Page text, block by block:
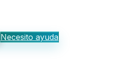
Necesito ayuda